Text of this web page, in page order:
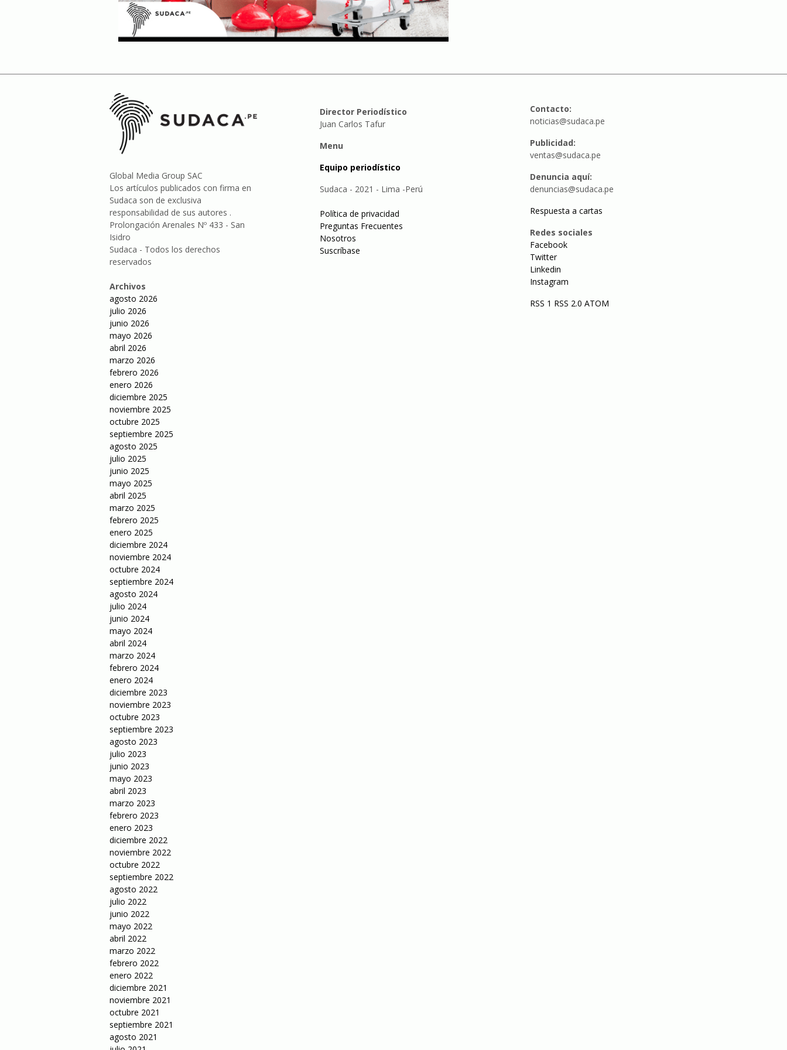
Global Media Group SAC
Los artículos publicados con firma en
Sudaca son de exclusiva
responsabilidad de sus autores .
Prolongación Arenales Nº 433 - San
Isidro
Sudaca - Todos los derechos
reservados
Archivos
agosto 2026
julio 2026
junio 2026
mayo 2026
abril 2026
marzo 2026
febrero 2026
enero 2026
diciembre 2025
noviembre 2025
octubre 2025
septiembre 2025
agosto 2025
julio 2025
junio 2025
mayo 2025
abril 2025
marzo 2025
febrero 2025
enero 2025
diciembre 2024
noviembre 2024
octubre 2024
septiembre 2024
agosto 2024
julio 2024
junio 2024
mayo 2024
abril 2024
marzo 2024
febrero 2024
enero 2024
diciembre 2023
noviembre 2023
octubre 2023
septiembre 2023
agosto 2023
julio 2023
junio 2023
mayo 2023
abril 2023
marzo 2023
febrero 2023
enero 2023
diciembre 2022
noviembre 2022
octubre 2022
septiembre 2022
agosto 2022
julio 2022
junio 2022
mayo 2022
abril 2022
marzo 2022
febrero 2022
enero 2022
diciembre 2021
noviembre 2021
octubre 2021
septiembre 2021
agosto 2021
Director Periodístico
Juan Carlos Tafur
Menu
Equipo periodístico
Sudaca - 2021 - Lima -Perú
Política de privacidad
Preguntas Frecuentes
Nosotros
Suscríbase
Contacto:
noticias@sudaca.pe
Publicidad:
ventas@sudaca.pe
Denuncia aquí:
denuncias@sudaca.pe
Respuesta a cartas
Redes sociales
Facebook
Twitter
Linkedin
Instagram
RSS 1 RSS 2.0 ATOM